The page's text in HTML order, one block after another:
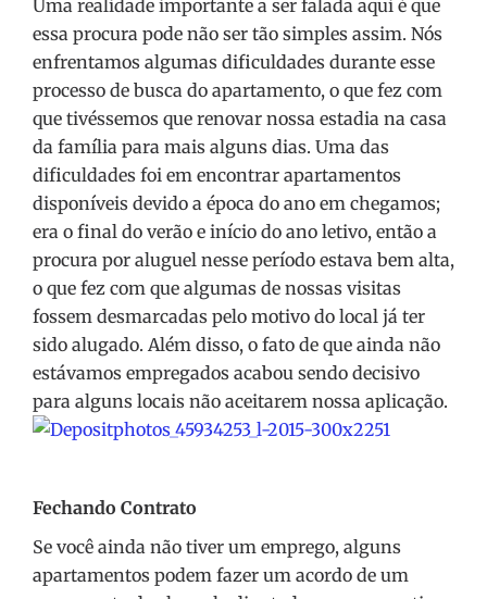
Uma realidade importante a ser falada aqui é que
essa procura pode não ser tão simples assim. Nós
enfrentamos algumas dificuldades durante esse
processo de busca do apartamento, o que fez com
que tivéssemos que renovar nossa estadia na casa
da família para mais alguns dias. Uma das
dificuldades foi em encontrar apartamentos
disponíveis devido a época do ano em chegamos;
era o final do verão e início do ano letivo, então a
procura por aluguel nesse período estava bem alta,
o que fez com que algumas de nossas visitas
fossem desmarcadas pelo motivo do local já ter
sido alugado. Além disso, o fato de que ainda não
estávamos empregados acabou sendo decisivo
para alguns locais não aceitarem nossa aplicação.
Fechando Contrato
Se você ainda não tiver um emprego, alguns
apartamentos podem fazer um acordo de um